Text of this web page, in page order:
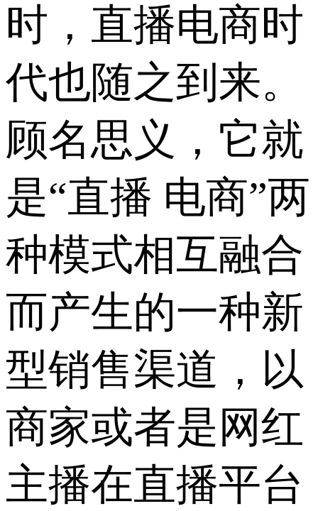
时，直播电商时
代也随之到来。
顾名思义，它就
是“直播 电商”两
种模式相互融合
而产生的一种新
型销售渠道，以
商家或者是网红
主播在直播平台